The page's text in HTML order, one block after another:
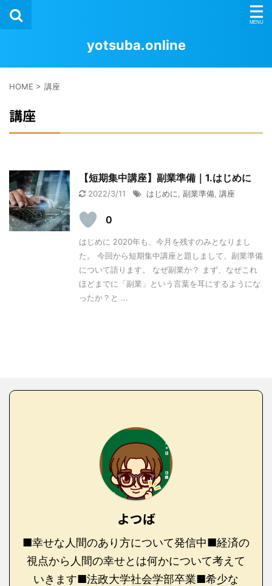
yotsuba.online
HOME > 講座
講座
【短期集中講座】副業準備｜1.はじめに
2022/3/11 はじめに 副業準備 講座
0
はじめに 2020年も、今月を残すのみとなりまし
た。 今回から短期集中講座と題しまして、副業準備
について語ります。 なぜ副業か？ まず、なぜこれ
ほどまでに「副業」という言葉を耳にするようにな
ったか？と ...
よつば
■幸せな人間のあり方について発信中■経済の
視点から人間の幸せとは何かについて考えて
いきます■法政大学社会学部卒業■希少な